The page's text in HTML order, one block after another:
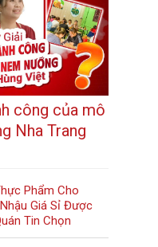
Nha Trang
Giá Sỉ Được
Tin Chọn